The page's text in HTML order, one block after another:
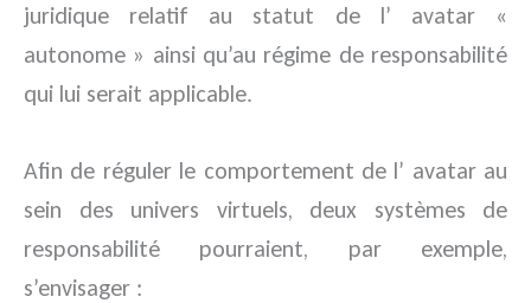
juridique relatif au statut de l’ avatar «
autonome » ainsi qu’au régime de responsabilité
qui lui serait applicable.
Afin de réguler le comportement de l’ avatar au
sein des univers virtuels, deux systèmes de
responsabilité pourraient, par exemple,
s’envisager :